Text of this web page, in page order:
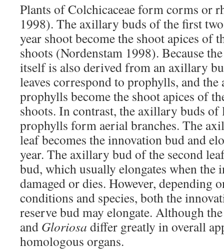
Plants of Colchicaceae form corms or
1998). The axillary buds of the first
year shoot become the shoot apices of
shoots (Nordenstam 1998). Because
itself is also derived from an axillary
leaves correspond to prophylls, and
prophylls become the shoot apices of
shoots. In contrast, the axillary buds of
prophylls form aerial branches. The
leaf becomes the innovation bud and
year. The axillary bud of the second
bud, which usually elongates when the
damaged or dies. However, depending
conditions and species, both the
reserve bud may elongate. Although
and Gloriosa differ greatly in overall
homologous organs.